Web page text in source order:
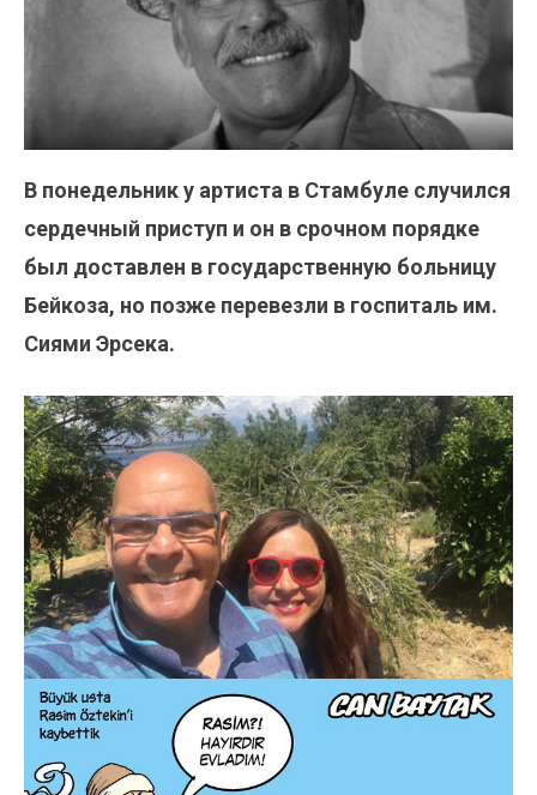
В понедельник у артиста в Стамбуле случился
сердечный приступ и он в срочном порядке
был доставлен в государственную больницу
Бейкоза, но позже перевезли в госпиталь им.
Сиями Эрсека.